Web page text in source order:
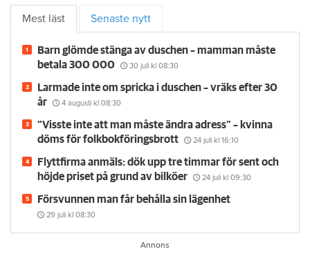
Senaste nytt
Barn glömde stänga av duschen – mamman måste
betala 300 000
30 juli kl 08:30
Larmade inte om spricka i duschen – vräks efter 30
år
4 augusti kl 08:30
”Visste inte att man måste ändra adress” – kvinna
döms för folkbokföringsbrott
kl 16:10
Flyttfirma anmäls: dök upp tre timmar för sent och
höjde priset på grund av bilköer
24 juli kl 09:30
Försvunnen man får behålla sin lägenhet
29 juli kl 08:30